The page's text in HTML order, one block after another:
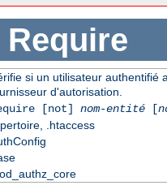
Require
si un utilisateur authentifié
d'autorisation.
[not] nom-entité[
.htaccess